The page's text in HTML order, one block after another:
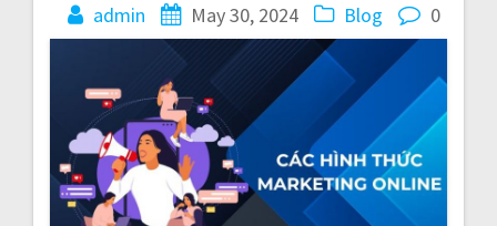
admin May 30, 2024 Blog 0
n